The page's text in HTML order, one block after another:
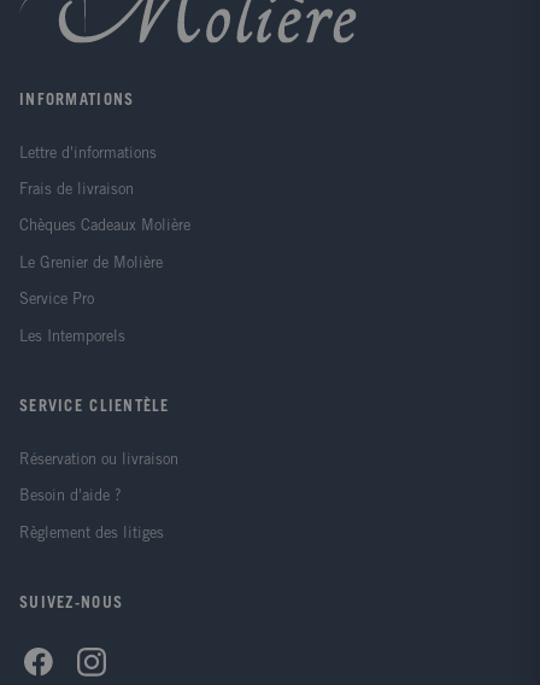
INFORMATIONS
Lettre d'informations
Frais de livraison
Chèques Cadeaux Molière
Le Grenier de Molière
Service Pro
Les Intemporels
SERVICE CLIENTÈLE
Réservation ou livraison
Besoin d'aide ?
Règlement des litiges
SUIVEZ-NOUS